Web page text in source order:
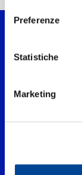
Preferenze
Statistiche
Marketing